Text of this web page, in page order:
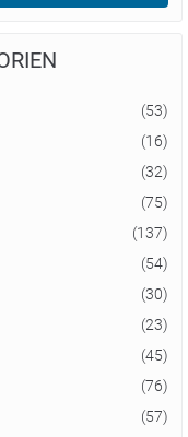
(53)
(16)
(32)
(75)
(137)
(54)
(30)
(23)
(45)
(76)
(57)